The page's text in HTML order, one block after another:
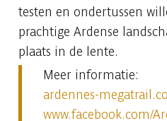
testen en ondertussen
prachtige Ardense
plaats in de lente.
Meer informatie:
ardennes-
www.facebook.com/